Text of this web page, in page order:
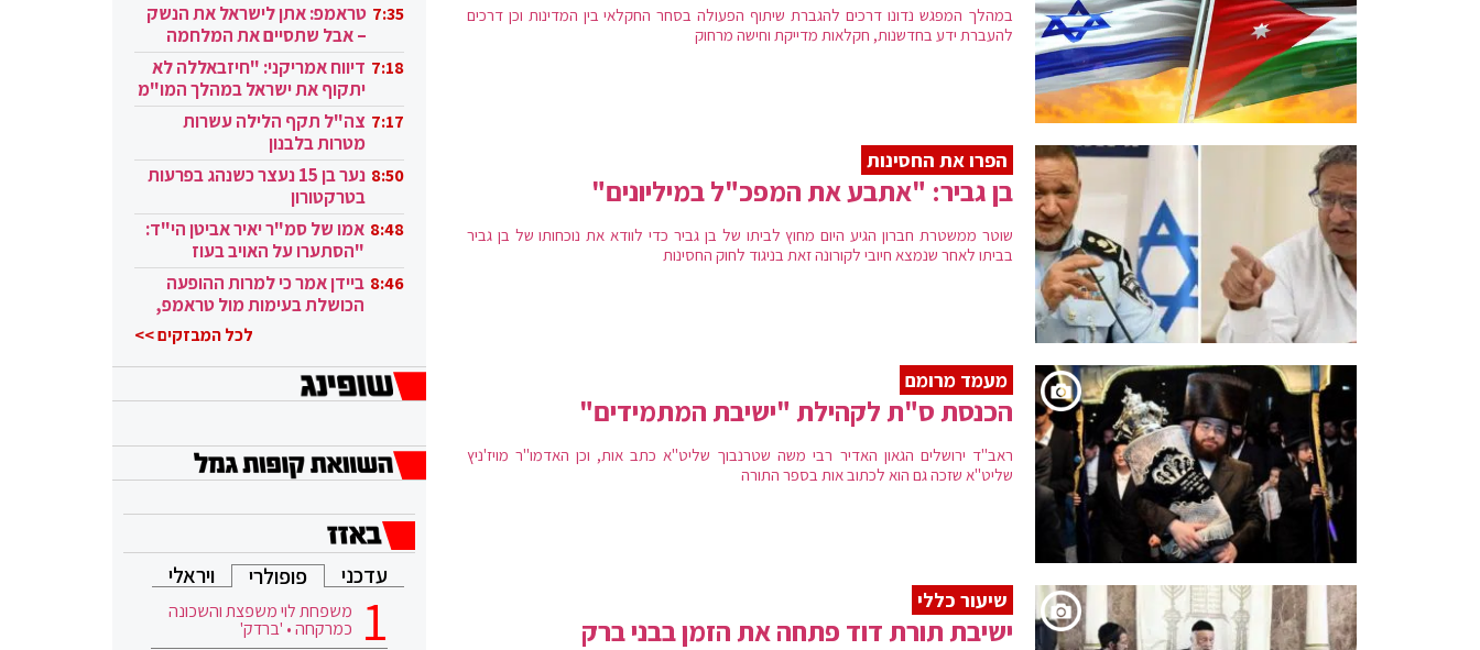
במהלך המפגש נדונו דרכים להגברת שיתוף הפעולה בסחר החקלאי בין המדינות וכן דרכים
להעברת ידע בחדשנות, חקלאות מדייקת וחישה מרחוק
הפרו את החסינות
בן גביר: "אתבע את המפכ"ל במיליונים"
שוטר ממשטרת חברון הגיע היום מחוץ לביתו של בן גביר כדי לוודא את נוכחותו של בן גביר
בביתו לאחר שנמצא חיובי לקורונה זאת בניגוד לחוק החסינות
מעמד מרומם
הכנסת ס"ת לקהילת "ישיבת המתמידים"
ראב"ד ירושלים הגאון האדיר רבי משה שטרנבוך שליט"א כתב אות, וכן האדמו"ר מויז'ניץ
שליט"א שזכה גם הוא לכתוב אות בספר התורה
שיעור כללי
ישיבת תורת דוד פתחה את הזמן בבני ברק
7:35 טראמפ: אתן לישראל את הנשק
– אבל שתסיים את המלחמה
בעזה 7:18 דיווח אמריקני: "חיזבאללה לא
יתקוף את ישראל במהלך המו"מ
בקטאר" 7:17 צה"ל תקף הלילה עשרות
מטרות בלבנון
8:50
נער בן 15 נעצר כשנהג בפרעות
בטרקטורון
8:48 אמו של סמ"ר יאיר אביטן הי"ד:
"הסתערו על האויב בעוז
ובגבורה" 8:46 ביידן אמר כי למרות ההופעה
הכושלת בעימות מול טראמפ,
לכל המבזקים >>
עדכני פופולרי ויראלי
משפחת לוי משפצת והשכונה
כמרקחה • 'ברדק'